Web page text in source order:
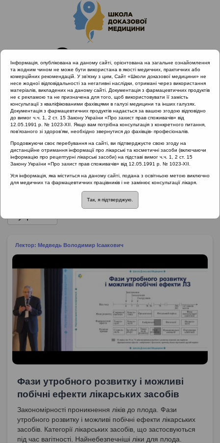
Головна
Проведені заходи
Клінічний перебіг та лікування ЛОР захворювань у вагітних
(Одеса, 16.11.19)
Клінічний перебіг та лікування ЛОР
захворювань у вагітних (Одеса,
16.11.19)
Лектор: Медведь Володимир Ісаакович
Фази утробного розвитку і можливі
побічні ефекти лікарських засобів
Закономірності проникнення ліків до плода. Фази
утробного розвитку і можливі побічні ефекти лікарських
засобів. Категорії лікарських засобів, що застосвуються
під час вагітності. Найнебезпечніші ліки для плода.
Інформація, опублікована на даному сайті, орієнтована на загальне ознайомлення
та жодним чином не може бути використана в якості медичних, практичних або
комерційних рекомендацій. У зв’язку з цим, Сайт «Школи доказової медицини» не
несе жодної відповідальності за негативні наслідки, отримані через використання
матеріалів, викладених на даному сайті. Документація з фармацевтичних продуктів
не є рекламою та не призначена для того, щоб використовувати її замість
консультації з кваліфікованими фахівцями в галузі медицини та інших галузях.
Документація з фармацевтичних продуктів надається за вашою згодою відповідно
до вимог ч.ч. 1, 2 ст. 15 Закону України «Про захист прав споживачів» від
12.05.1991 р. № 1023-XII. Якщо вам потрібна консультація з конкретного питання,
пов’язаного зі здоров’ям, необхідно звернутися до фахівців- професіоналів.
Продовжуючи своє перебування на сайті, ви підтверджуєте свою згоду на
дистанційне отримання інформації про лікарські та косметичні засоби (включаючи
інформацію про рецептурні лікарські засоби) на підставі вимог ч.ч. 1, 2 ст. 15
Закону України «Про захист прав споживачів» від 12.05.1991 р. № 1023-XII.
Уся інформація, яка міститься на даному сайті, подана з освітньою метою виключно
для медичних та фармацевтичних працівників і не замінює консультації лікаря.
Так, я підтверджую.